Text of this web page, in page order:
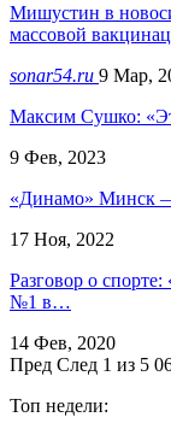
Мишустин в
массовой
sonar54.ru 9 Мар,
Максим Сушко:
9 Фев, 2023
«Динамо» Минск
17 Ноя, 2022
Разговор о спорте:
№1 в…
14 Фев, 2020
Пред След 1 из 5
Топ недели: